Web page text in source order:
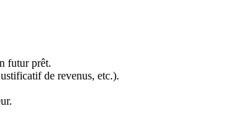
futur prêt.
de revenus, etc.).